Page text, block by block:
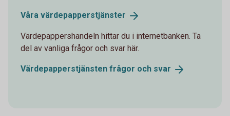
Våra värdepapperstjänster
Värdepappershandeln hittar du i internetbanken. Ta
del av vanliga frågor och svar här.
Värdepapperstjänsten frågor och svar